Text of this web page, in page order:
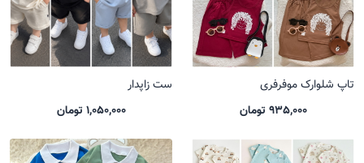
تاپ شلوارک موفرفری
935,000 تومان
ست زاپدار
1,050,000 تومان